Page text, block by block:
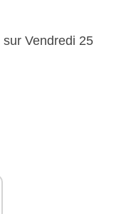
sur Vendredi 25